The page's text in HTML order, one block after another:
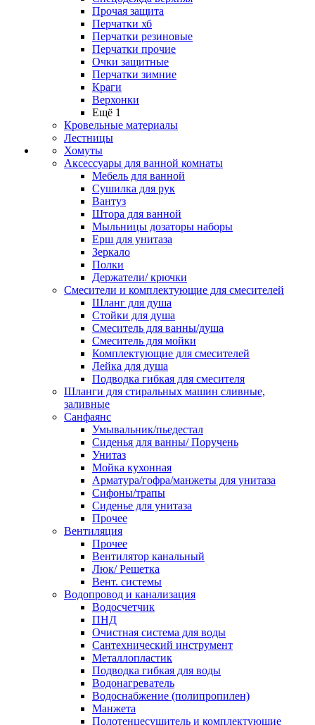
Прочая защита
Перчатки хб
Перчатки резиновые
Перчатки прочие
Очки защитные
Перчатки зимние
Краги
Верхонки
Ещё 1
Кровельные материалы
Лестницы
Хомуты
Аксессуары для ванной комнаты
Мебель для ванной
Сушилка для рук
Вантуз
Штора для ванной
Мыльницы дозаторы наборы
Ерш для унитаза
Зеркало
Полки
Держатели/ крючки
Смесители и комплектующие для смесителей
Шланг для душа
Стойки для душа
Смеситель для ванны/душа
Смеситель для мойки
Комплектующие для смесителей
Лейка для душа
Подводка гибкая для смесителя
Шланги для стиральных машин сливные,
заливные
Санфаянс
Умывальник/пьедестал
Сиденья для ванны/ Поручень
Унитаз
Мойка кухонная
Арматура/гофра/манжеты для унитаза
Сифоны/трапы
Сиденье для унитаза
Прочее
Вентиляция
Прочее
Вентилятор канальный
Люк/ Решетка
Вент. системы
Водопровод и канализация
Водосчетчик
ПНД
Очистная система для воды
Сантехнический инструмент
Металлопластик
Подводка гибкая для воды
Водонагреватель
Водоснабжение (полипропилен)
Манжета
Полотенцесушитель и комплектующие